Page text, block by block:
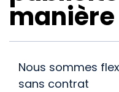
manière
Nous sommes
sans contrat